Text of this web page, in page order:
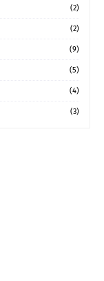
(2)
(2)
(9)
(5)
(4)
(3)